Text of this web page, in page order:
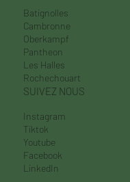
Batignolles
Cambronne
Oberkampf
Pantheon
Les Halles
Rochechouart
Instagram
Tiktok
Youtube
Facebook